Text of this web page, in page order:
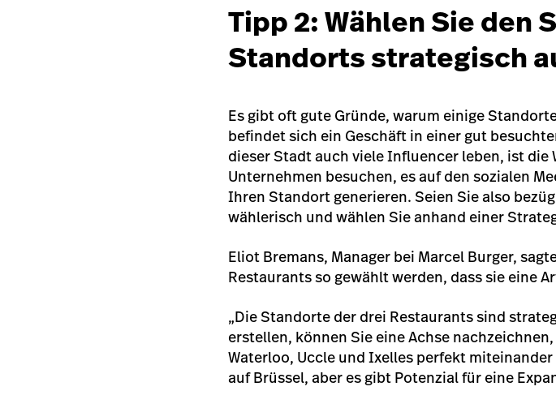
Tipp 2: Wählen Sie den
Standorts strategisch
Es gibt oft gute Gründe, warum einige
befindet sich ein Geschäft in einer gut
dieser Stadt auch viele Influencer leben, ist
Unternehmen besuchen, es auf den sozialen
Ihren Standort generieren. Seien Sie also
wählerisch und wählen Sie anhand einer
Eliot Bremans, Manager bei Marcel Burger,
Restaurants so gewählt werden, dass sie eine
„Die Standorte der drei Restaurants sind
erstellen, können Sie eine Achse
Waterloo, Uccle und Ixelles perfekt
auf Brüssel, aber es gibt Potenzial für eine